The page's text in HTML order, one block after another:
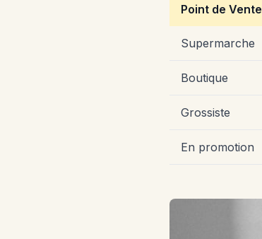
Point de Vente
Supermarche
Boutique
Grossiste
En promotion